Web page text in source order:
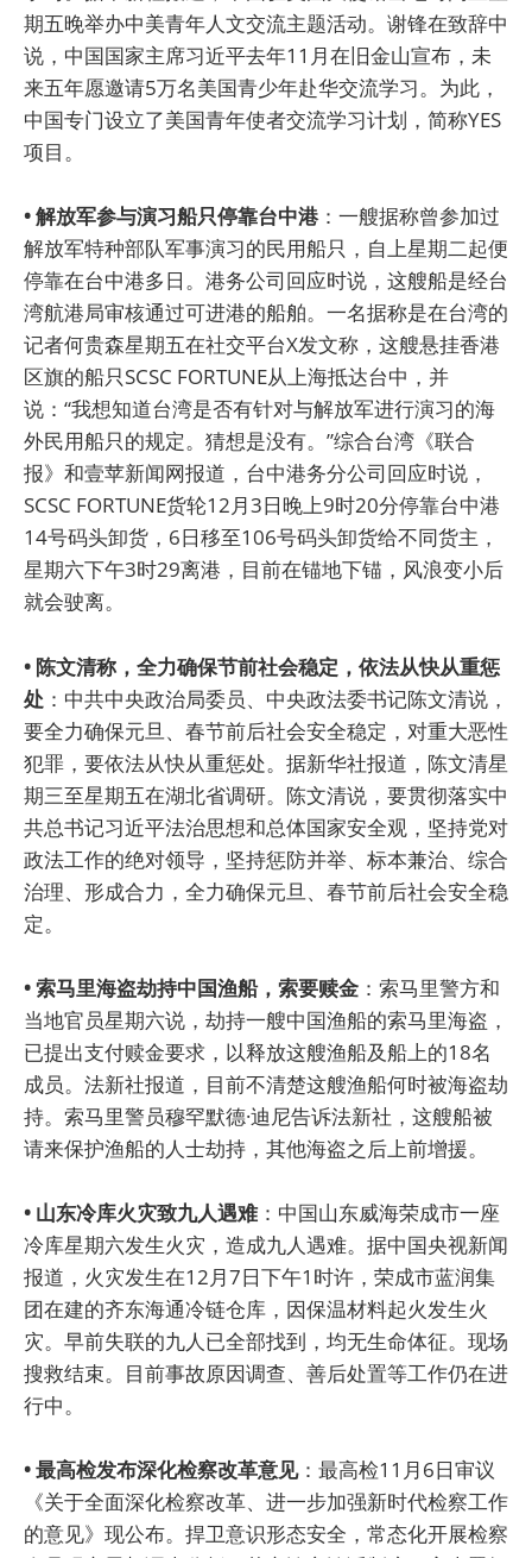
期五晚举办中美青年人文交流主题活动。谢锋在致辞中
说，中国国家主席习近平去年11月在旧金山宣布，未
来五年愿邀请5万名美国青少年赴华交流学习。为此，
中国专门设立了美国青年使者交流学习计划，简称YES
项目。
• 解放军参与演习船只停靠台中港：一艘据称曾参加过
解放军特种部队军事演习的民用船只，自上星期二起便
停靠在台中港多日。港务公司回应时说，这艘船是经台
湾航港局审核通过可进港的船舶。一名据称是在台湾的
记者何贵森星期五在社交平台X发文称，这艘悬挂香港
区旗的船只SCSC FORTUNE从上海抵达台中，并
说：“我想知道台湾是否有针对与解放军进行演习的海
外民用船只的规定。猜想是没有。”综合台湾《联合
报》和壹苹新闻网报道，台中港务分公司回应时说，
SCSC FORTUNE货轮12月3日晚上9时20分停靠台中港
14号码头卸货，6日移至106号码头卸货给不同货主，
星期六下午3时29离港，目前在锚地下锚，风浪变小后
就会驶离。
• 陈文清称，全力确保节前社会稳定，依法从快从重惩
处 ：中共中央政治局委员、中央政法委书记陈文清说，
要全力确保元旦、春节前后社会安全稳定，对重大恶性
犯罪，要依法从快从重惩处。据新华社报道，陈文清星
期三至星期五在湖北省调研。陈文清说，要贯彻落实中
共总书记习近平法治思想和总体国家安全观，坚持党对
政法工作的绝对领导，坚持惩防并举、标本兼治、综合
治理、形成合力，全力确保元旦、春节前后社会安全稳
定。
• 索马里海盗劫持中国渔船，索要赎金 ：索马里警方和
当地官员星期六说，劫持一艘中国渔船的索马里海盗，
已提出支付赎金要求，以释放这艘渔船及船上的18名
成员。法新社报道，目前不清楚这艘渔船何时被海盗劫
持。索马里警员穆罕默德·迪尼告诉法新社，这艘船被
请来保护渔船的人士劫持，其他海盗之后上前增援。
• 山东冷库火灾致九人遇难：中国山东威海荣成市一座
冷库星期六发生火灾，造成九人遇难。据中国央视新闻
报道，火灾发生在12月7日下午1时许，荣成市蓝润集
团在建的齐东海通冷链仓库，因保温材料起火发生火
灾。早前失联的九人已全部找到，均无生命体征。现场
搜救结束。目前事故原因调查、善后处置等工作仍在进
行中。
• 最高检发布深化检察改革意见：最高检11月6日审议
《关于全面深化检察改革、进一步加强新时代检察工作
的意见》现公布。捍卫意识形态安全，常态化开展检察